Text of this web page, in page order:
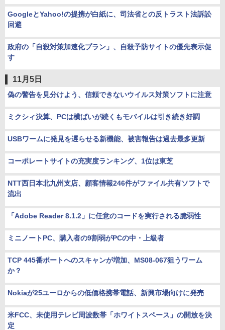
GoogleとYahoo!の提携が白紙に、司法省との反トラスト法訴訟
回避
政府の「自殺対策加速化プラン」、自殺予防サイトの優先表示促
す
11月5日
偽の警告を見分けよう、信頼できないウイルス対策ソフトに注意
ミクシィ決算、PCは横ばいが続くもモバイルは引き続き好調
USBワームに発見を遅らせる新機能、被害報告は過去最多更新
コーポレートサイトの充実度ランキング、1位は東芝
NTT西日本北九州支店、顧客情報246件がファイル共有ソフトで
流出
「Adobe Reader 8.1.2」に任意のコードを実行される脆弱性
ミニノートPC、購入者の9割弱がPCの中・上級者
TCP 445番ポートへのスキャンが増加、MS08-067狙うワーム
か？
Nokiaが25ユーロからの低価格携帯電話、新興市場向けに発売
米FCC、未使用テレビ周波数帯「ホワイトスペース」の開放を決
定